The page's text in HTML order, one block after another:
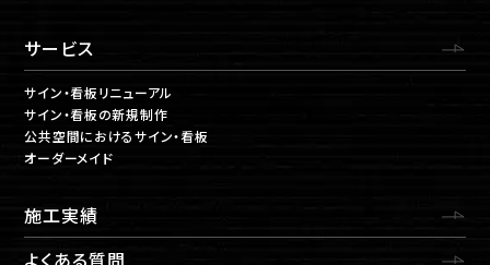
サービス
サイン・看板リニューアル
サイン・看板の新規制作
公共空間におけるサイン・看板
オーダーメイド
施工実績
よくある質問